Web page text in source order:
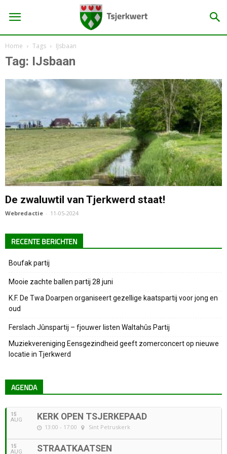
Home Tags IJsbaan
Tag: IJsbaan
De zwaluwtil van Tjerkwerd staat!
Webredactie - 11-05-2024
RECENTE BERICHTEN
Boufak partij
Mooie zachte ballen partij 28 juni
K.F. De Twa Doarpen organiseert gezellige kaatspartij voor jong en
oud
Ferslach Jûnspartij – fjouwer listen Waltahûs Partij
Muziekvereniging Eensgezindheid geeft zomerconcert op nieuwe
locatie in Tjerkwerd
AGENDA
15
AUG KERK OPEN TSJERKEPAAD
13:00 - 17:00 Sint Petruskerk
15
AUG STRAATKAATSEN